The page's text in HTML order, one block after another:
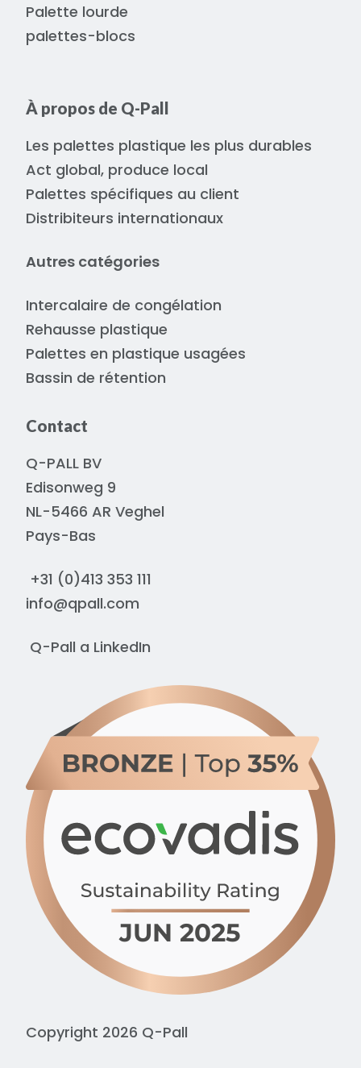
Palette lourde
palettes-blocs
À propos de Q-Pall
Les palettes plastique les plus durables
Act global, produce local
Palettes spécifiques au client
Distribiteurs internationaux
Autres catégories
Intercalaire de congélation
Rehausse plastique
Palettes en plastique usagées
Bassin de rétention
Contact
Q-PALL BV
Edisonweg 9
NL-5466 AR Veghel
Pays-Bas
+31 (0)413 353 111
info@qpall.com
Q-Pall a LinkedIn
Copyright 2026 Q-Pall